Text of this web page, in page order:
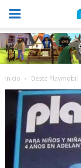
Inicio Oeste Playmobil